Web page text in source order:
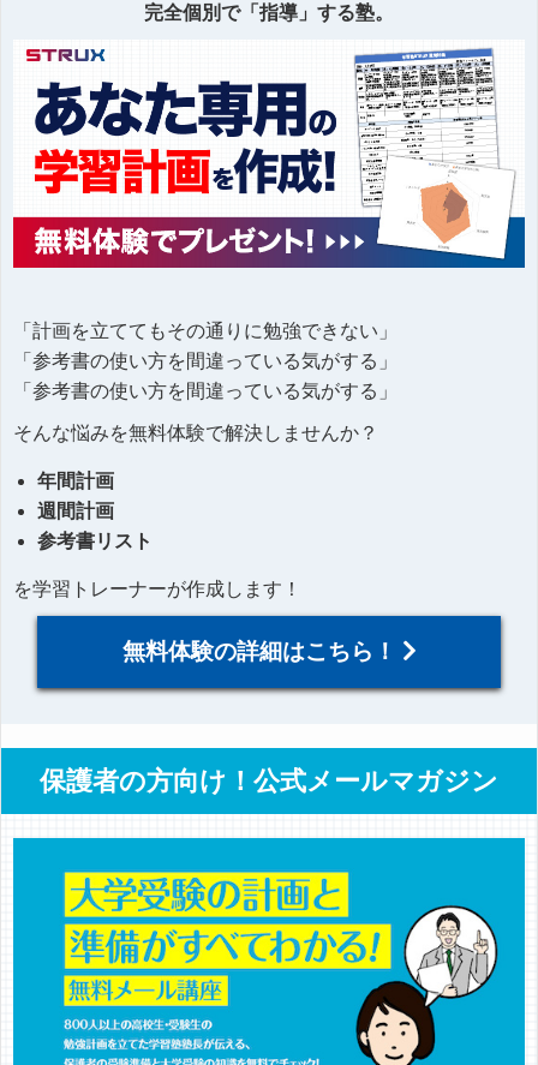
完全個別で「指導」する塾。
「計画を立ててもその通りに勉強できない」
「参考書の使い方を間違っている気がする」
「参考書の使い方を間違っている気がする」
そんな悩みを無料体験で解決しませんか？
年間計画
週間計画
参考書リスト
を学習トレーナーが作成します！
無料体験の詳細はこちら！
保護者の方向け！公式メールマガジン